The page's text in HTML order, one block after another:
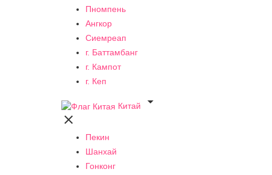
Пномпень
Ангкор
Сиемреап
г. Баттамбанг
г. Кампот
г. Кеп
Китай


Пекин
Шанхай
Гонконг